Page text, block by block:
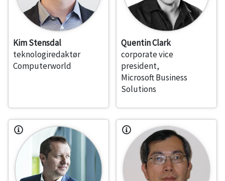
Kim Stensdal
teknologiredaktør
Computerworld
Quentin Clark
corporate vice
president,
Microsoft Business
Solutions